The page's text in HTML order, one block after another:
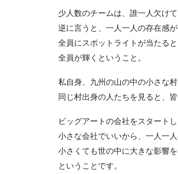
少人数のチームは、誰一人欠けて
逆に言うと、一人一人の存在感
全員にスポットライトが当たると
全員が輝くということ。
私自身、九州の山の中の小さな
同じ村出身の人たちを見ると、
ビッグアートの会社をスタート
小さな会社でいいから、一人一
小さくても世の中に大きな影響
ということです。